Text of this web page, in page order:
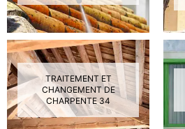
TRAITEMENT ET
CHANGEMENT DE
CHARPENTE 34